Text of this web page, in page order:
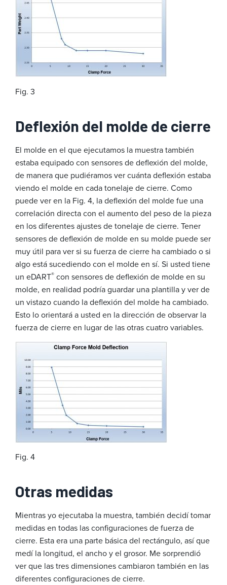
Fig. 3
Deflexión del molde de cierre
El molde en el que ejecutamos la muestra también
estaba equipado con sensores de deflexión del molde,
de manera que pudiéramos ver cuánta deflexión estaba
viendo el molde en cada tonelaje de cierre. Como
puede ver en la Fig. 4, la deflexión del molde fue una
correlación directa con el aumento del peso de la pieza
en los diferentes ajustes de tonelaje de cierre. Tener
sensores de deflexión de molde en su molde puede ser
muy útil para ver si su fuerza de cierre ha cambiado o si
algo está sucediendo con el molde en sí. Si usted tiene
un eDART® con sensores de deflexión de molde en su
molde, en realidad podría guardar una plantilla y ver de
un vistazo cuando la deflexión del molde ha cambiado.
Esto lo orientará a usted en la dirección de observar la
fuerza de cierre en lugar de las otras cuatro variables.
Fig. 4
Otras medidas
Mientras yo ejecutaba la muestra, también decidí tomar
medidas en todas las configuraciones de fuerza de
cierre. Esta era una parte básica del rectángulo, así que
medí la longitud, el ancho y el grosor. Me sorprendió
ver que las tres dimensiones cambiaron también en las
diferentes configuraciones de cierre.